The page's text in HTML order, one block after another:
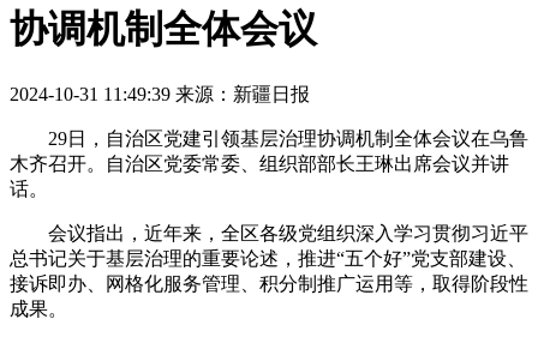
协调机制全体会议
2024-10-31 11:49:39 来源：新疆日报
29日，自治区党建引领基层治理协调机制全体会议在乌鲁
木齐召开。自治区党委常委、组织部部长王琳出席会议并讲
话。
会议指出，近年来，全区各级党组织深入学习贯彻习近平
总书记关于基层治理的重要论述，推进“五个好”党支部建设、
接诉即办、网格化服务管理、积分制推广运用等，取得阶段性
成果。